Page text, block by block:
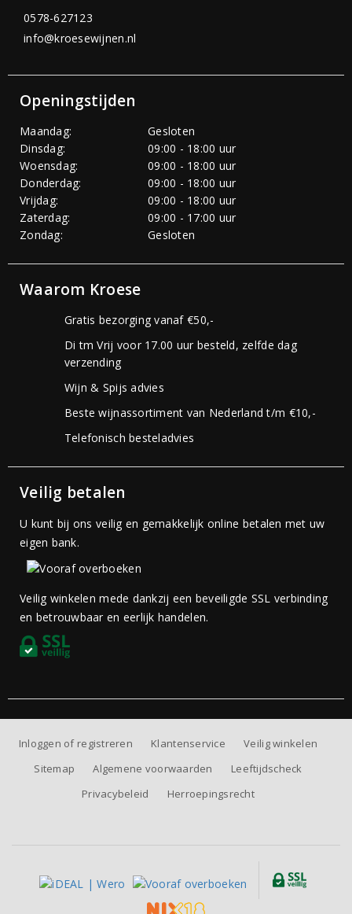
0578-627123
info@kroesewijnen.nl
Openingstijden
Maandag:
Gesloten
Dinsdag:
09:00 - 18:00 uur
Woensdag:
09:00 - 18:00 uur
Donderdag:
09:00 - 18:00 uur
Vrijdag:
09:00 - 18:00 uur
Zaterdag:
09:00 - 17:00 uur
Zondag:
Gesloten
Waarom Kroese
Gratis bezorging vanaf €50,-
Di tm Vrij voor 17.00 uur besteld, zelfde dag
verzending
Wijn & Spijs advies
Beste wijnassortiment van Nederland t/m €10,-
Telefonisch besteladvies
Veilig betalen
U kunt bij ons veilig en gemakkelijk online betalen met uw
eigen bank.
Veilig winkelen mede dankzij een beveiligde SSL verbinding
en betrouwbaar en eerlijk handelen.
Inloggen of registreren Klantenservice
Veilig winkelen
Sitemap
Algemene voorwaarden
Leeftijdscheck
Privacybeleid
Herroepingsrecht